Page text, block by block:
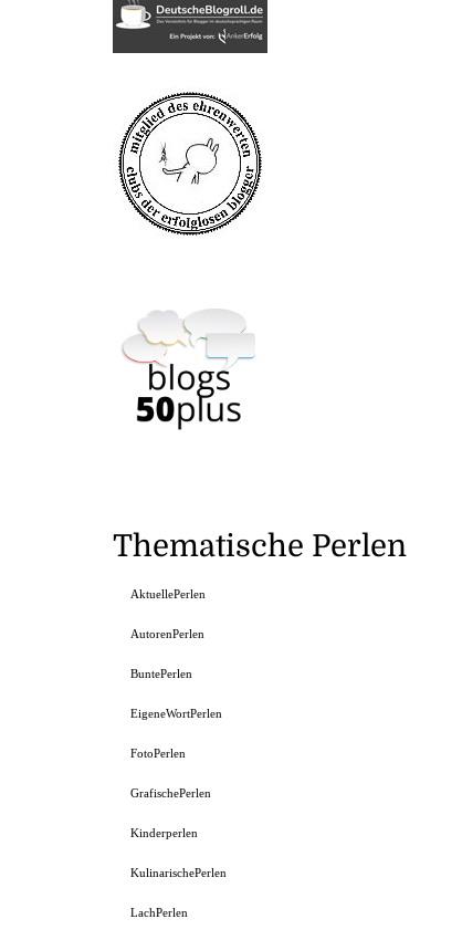
Thematische Perlen
AktuellePerlen
AutorenPerlen
BuntePerlen
EigeneWortPerlen
FotoPerlen
GrafischePerlen
Kinderperlen
KulinarischePerlen
LachPerlen